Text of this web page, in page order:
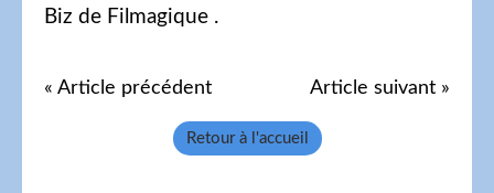
Biz de Filmagique .
« Article précédent Article suivant »
Retour à l'accueil